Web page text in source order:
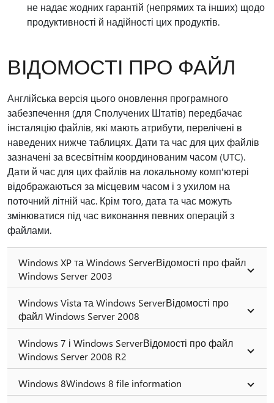
не надає жодних гарантій (непрямих та інших) щодо
продуктивності й надійності цих продуктів.
ВІДОМОСТІ ПРО ФАЙЛ
Англійська версія цього оновлення програмного
забезпечення (для Сполучених Штатів) передбачає
інсталяцію файлів, які мають атрибути, перелічені в
наведених нижче таблицях. Дати та час для цих файлів
зазначені за всесвітнім координованим часом (UTC).
Дати й час для цих файлів на локальному комп'ютері
відображаються за місцевим часом і з ухилом на
поточний літній час. Крім того, дата та час можуть
змінюватися під час виконання певних операцій з
файлами.
Windows XP та Windows ServerВідомості про файл
Windows Server 2003
Windows Vista та Windows ServerВідомості про
файл Windows Server 2008
Windows 7 і Windows ServerВідомості про файл
Windows Server 2008 R2
Windows 8Windows 8 file information